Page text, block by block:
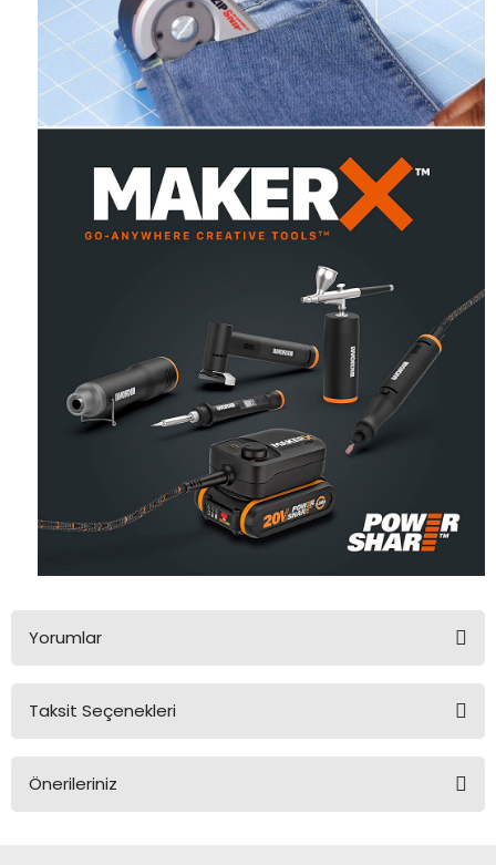
Yorumlar
Taksit Seçenekleri
Önerileriniz